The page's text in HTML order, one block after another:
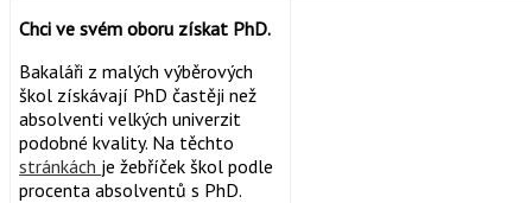
Chci ve svém oboru získat PhD.
Bakaláři z malých výběrových
škol získávají PhD častěji než
absolventi velkých univerzit
podobné kvality. Na těchto
stránkách je žebříček škol podle
procenta absolventů s PhD.